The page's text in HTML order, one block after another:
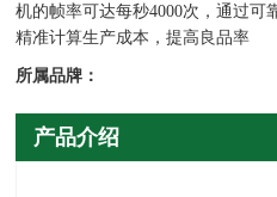
机的帧率可达每秒4000次，通过可
精准计算生产成本，提高良品率
所属品牌：
产品介绍